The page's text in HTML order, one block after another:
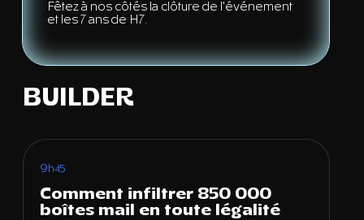
Fêtez à nos côtés la clôture de l'événement
et les 7 ans de H7.
BUILDER
9h45
Comment infiltrer 850 000
boîtes mail en toute légalité